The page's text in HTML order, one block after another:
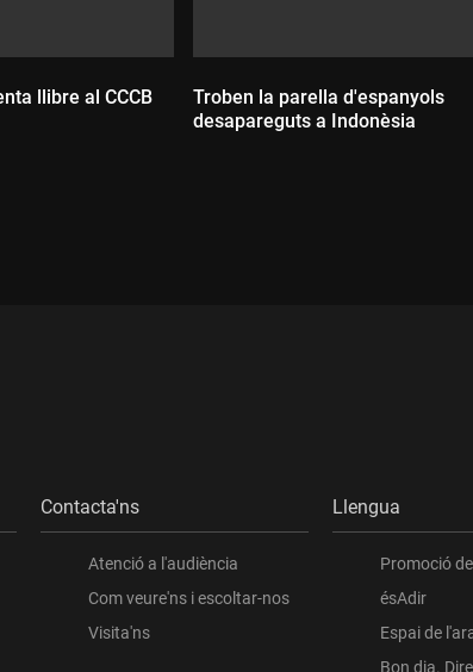
llibre al CCCB
Troben la parella d'espanyols
desapareguts a Indonèsia
Contacta'ns
Atenció a l'audiència
Com veure'ns i escoltar-nos
Visita'ns
Llengua
Promoció
ésAdir
Espai de
Bon dia.